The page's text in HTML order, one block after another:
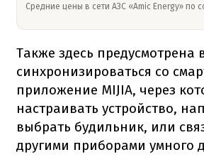
Средние цены в сети АЗС «Amic Energy» по
Также здесь предусмотрена
синхронизироваться со
приложение MIJIA, через
настраивать устройство,
выбрать будильник, или
другими приборами умного